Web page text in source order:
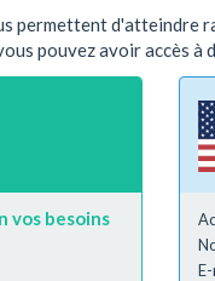
permettent d'atteindre
pouvez avoir accès
vos besoins